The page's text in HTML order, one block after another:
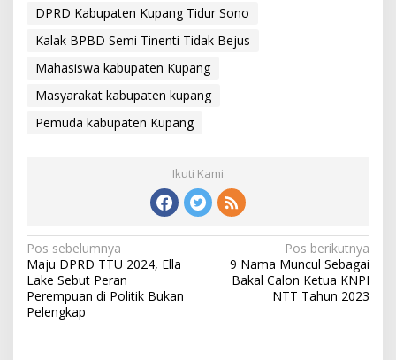
DPRD Kabupaten Kupang Tidur Sono
Kalak BPBD Semi Tinenti Tidak Bejus
Mahasiswa kabupaten Kupang
Masyarakat kabupaten kupang
Pemuda kabupaten Kupang
Ikuti Kami
N
a
v
i
Pos sebelumnya
Maju DPRD TTU 2024, Ella
Lake Sebut Peran
Perempuan di Politik Bukan
Pelengkap
Pos berikutnya
9 Nama Muncul Sebagai
Bakal Calon Ketua KNPI
NTT Tahun 2023